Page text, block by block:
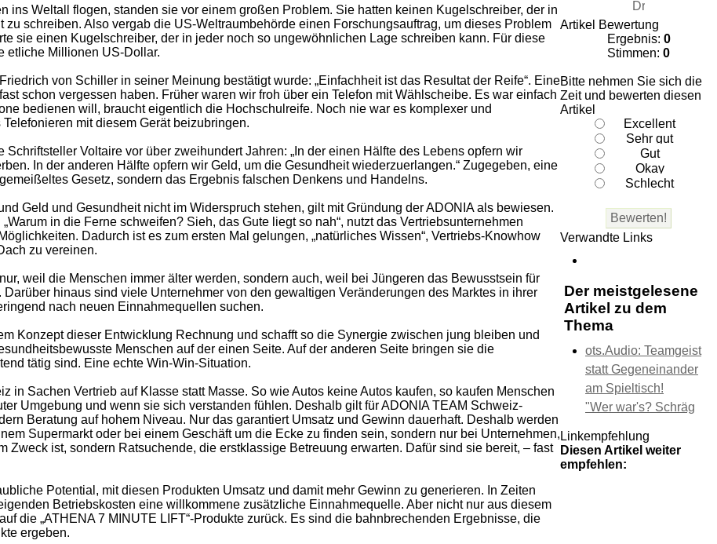
ins Weltall flogen, standen sie vor einem großen Problem. Sie hatten keinen Kugelschreiber, der in
zu schreiben. Also vergab die US-Weltraumbehörde einen Forschungsauftrag, um dieses Problem
sie einen Kugelschreiber, der in jeder noch so ungewöhnlichen Lage schreiben kann. Für diese
etliche Millionen US-Dollar.
von Schiller in seiner Meinung bestätigt wurde: „Einfachheit ist das Resultat der Reife“. Eine
schon vergessen haben. Früher waren wir froh über ein Telefon mit Wählscheibe. Es war einfach
bedienen will, braucht eigentlich die Hochschulreife. Noch nie war es komplexer und
mit diesem Gerät beizubringen.
Schriftsteller Voltaire vor über zweihundert Jahren: „In der einen Hälfte des Lebens opfern wir
In der anderen Hälfte opfern wir Geld, um die Gesundheit wiederzuerlangen.“ Zugegeben, eine
Gesetz, sondern das Ergebnis falschen Denkens und Handelns.
Geld und Gesundheit nicht im Widerspruch stehen, gilt mit Gründung der ADONIA als bewiesen.
in die Ferne schweifen? Sieh, das Gute liegt so nah“, nutzt das Vertriebsunternehmen
Dadurch ist es zum ersten Mal gelungen, „natürliches Wissen“, Vertriebs-Knowhow
zu vereinen.
weil die Menschen immer älter werden, sondern auch, weil bei Jüngeren das Bewusstsein für
hinaus sind viele Unternehmer von den gewaltigen Veränderungen des Marktes in ihrer
nach neuen Einnahmequellen suchen.
Konzept dieser Entwicklung Rechnung und schafft so die Synergie zwischen jung bleiben und
Menschen auf der einen Seite. Auf der anderen Seite bringen sie die
tätig sind. Eine echte Win-Win-Situation.
in Sachen Vertrieb auf Klasse statt Masse. So wie Autos keine Autos kaufen, so kaufen Menschen
Umgebung und wenn sie sich verstanden fühlen. Deshalb gilt für ADONIA TEAM Schweiz-
Beratung auf hohem Niveau. Nur das garantiert Umsatz und Gewinn dauerhaft. Deshalb werden
Supermarkt oder bei einem Geschäft um die Ecke zu finden sein, sondern nur bei Unternehmen,
Zweck ist, sondern Ratsuchende, die erstklassige Betreuung erwarten. Dafür sind sie bereit, – fast
Potential, mit diesen Produkten Umsatz und damit mehr Gewinn zu generieren. In Zeiten
Betriebskosten eine willkommene zusätzliche Einnahmequelle. Aber nicht nur aus diesem
die „ATHENA 7 MINUTE LIFT“-Produkte zurück. Es sind die bahnbrechenden Ergebnisse, die
ergeben.
Artikel Bewertung
Ergebnis: 0
Stimmen: 0
Bitte nehmen Sie sich die
Zeit und bewerten diesen
Artikel
Verwandte Links
Der meistgelesene
Artikel zu dem
Thema
ots.Audio: Teamgeist
statt Gegeneinander
am Spieltisch!
"Wer war's? Schräg
Linkempfehlung
Diesen Artikel weiter
empfehlen: